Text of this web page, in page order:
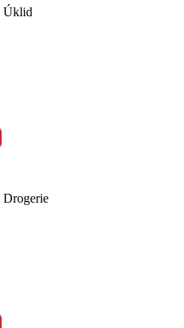
Úklid
Drogerie